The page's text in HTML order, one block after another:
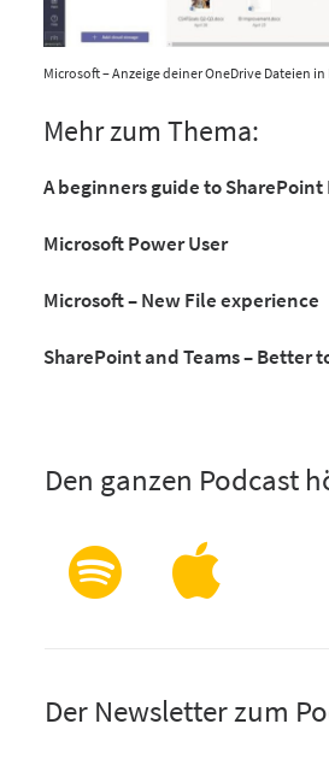
Microsoft – Anzeige deiner OneDrive Dateien in
Mehr zum Thema:
A beginners guide to
Microsoft Power User
Microsoft – New File experience
SharePoint and Teams – Better
Den ganzen Podcast
Der Newsletter zum